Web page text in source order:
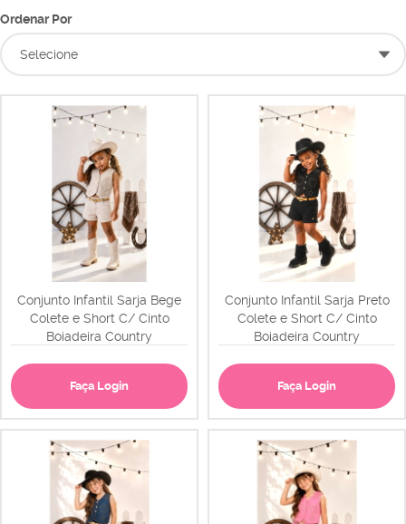
Ordenar Por
Selecione
Conjunto Infantil Sarja Bege
Colete e Short C/ Cinto
Boiadeira Country
Faça Login
Conjunto Infantil Sarja Preto
Colete e Short C/ Cinto
Boiadeira Country
Faça Login